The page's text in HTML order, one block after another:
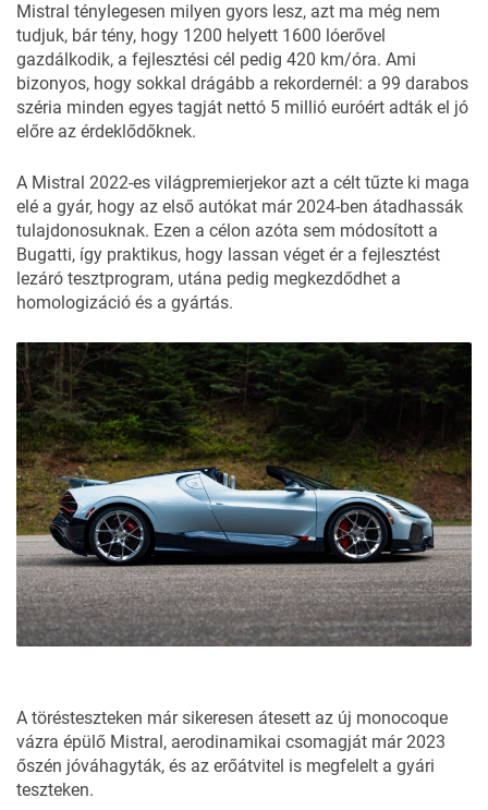
Mistral ténylegesen milyen gyors lesz, azt ma még nem
tudjuk, bár tény, hogy 1200 helyett 1600 lóerővel
gazdálkodik, a fejlesztési cél pedig 420 km/óra. Ami
bizonyos, hogy sokkal drágább a rekordernél: a 99 darabos
széria minden egyes tagját nettó 5 millió euróért adták el jó
előre az érdeklődőknek.
A Mistral 2022-es világpremierjekor azt a célt tűzte ki maga
elé a gyár, hogy az első autókat már 2024-ben átadhassák
tulajdonosuknak. Ezen a célon azóta sem módosított a
Bugatti, így praktikus, hogy lassan véget ér a fejlesztést
lezáró tesztprogram, utána pedig megkezdődhet a
homologizáció és a gyártás.
A törésteszteken már sikeresen átesett az új monocoque
vázra épülő Mistral, aerodinamikai csomagját már 2023
őszén jóváhagyták, és az erőátvitel is megfelelt a gyári
teszteken.